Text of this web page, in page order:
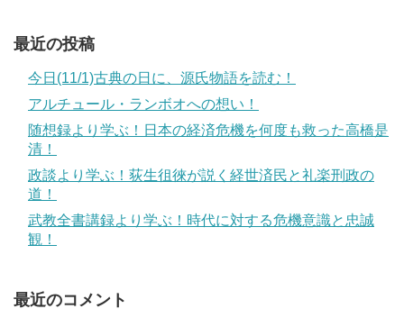
最近の投稿
今日(11/1)古典の日に、源氏物語を読む！
アルチュール・ランボオへの想い！
随想録より学ぶ！日本の経済危機を何度も救った高橋是
清！
政談より学ぶ！荻生徂徠が説く経世済民と礼楽刑政の
道！
武教全書講録より学ぶ！時代に対する危機意識と忠誠
観！
最近のコメント